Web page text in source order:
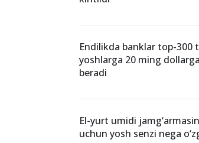
Endilikda banklar top-300
yoshlarga 20 ming
beradi
El-yurt umidi
uchun yosh senzi nega